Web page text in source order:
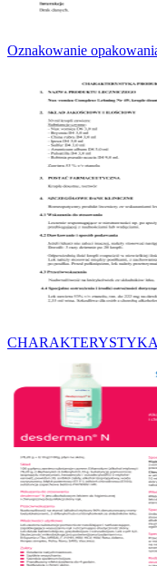
Oznakowanie